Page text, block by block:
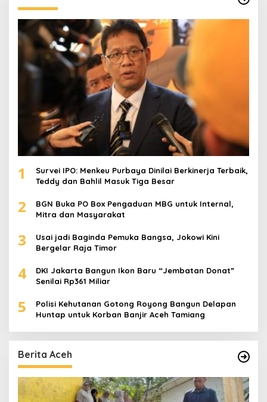
t
k
:
1
Survei IPO: Menkeu Purbaya Dinilai Berkinerja Terbaik,
Teddy dan Bahlil Masuk Tiga Besar
2
BGN Buka PO Box Pengaduan MBG untuk Internal,
Mitra dan Masyarakat
3
Usai jadi Baginda Pemuka Bangsa, Jokowi Kini
Bergelar Raja Timor
4
DKI Jakarta Bangun Ikon Baru “Jembatan Donat”
Senilai Rp361 Miliar
5
Polisi Kehutanan Gotong Royong Bangun Delapan
Huntap untuk Korban Banjir Aceh Tamiang
Berita Aceh